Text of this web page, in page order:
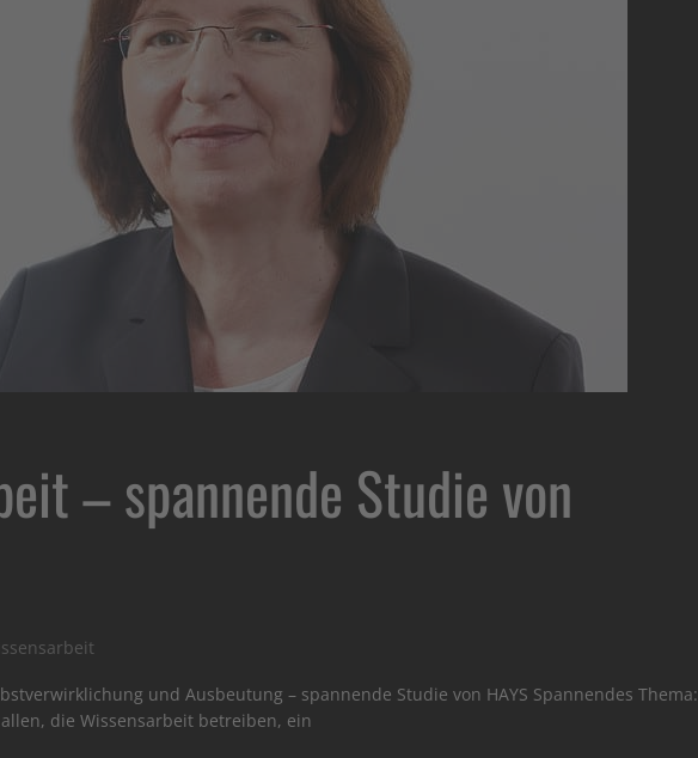
– spannende Studie von
und Ausbeutung – spannende Studie von HAYS Spannendes Thema:
die Wissensarbeit betreiben, ein